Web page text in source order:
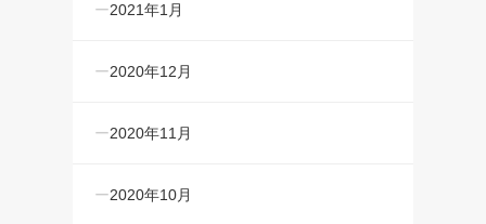
2021年1月
2020年12月
2020年11月
2020年10月